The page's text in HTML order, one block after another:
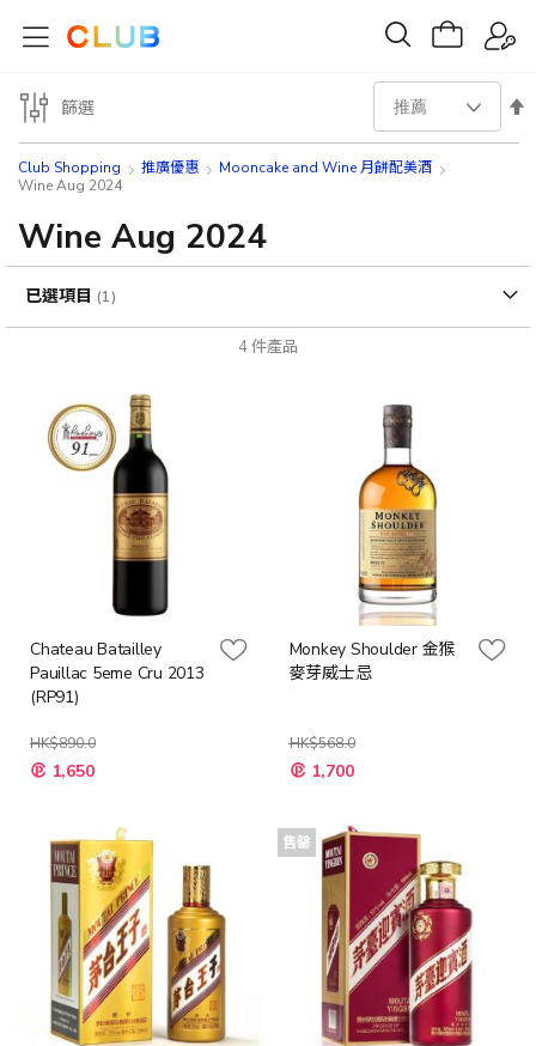
Club Shopping 推廣優惠
Mooncake and Wine 月餅配美酒
Wine Aug 2024
Wine Aug 2024
4件產品
設
方
Chateau Batailley
Pauillac 5eme Cru 2013
(RP91)
HK$890.0
特
殊 1,650
Monkey Shoulder 金猴
麥芽威士忌
HK$568.0
特
殊 1,700
售罄
篩選
已選項目